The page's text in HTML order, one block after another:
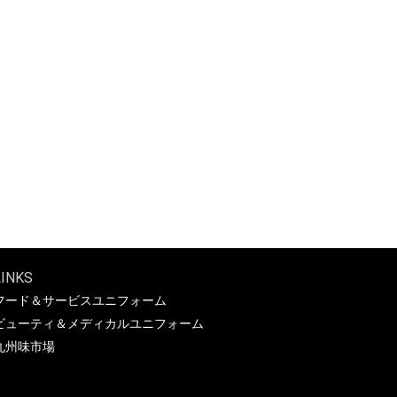
ード＆サービスユニフォーム
ューティ＆メディカルユニフォーム
州味市場